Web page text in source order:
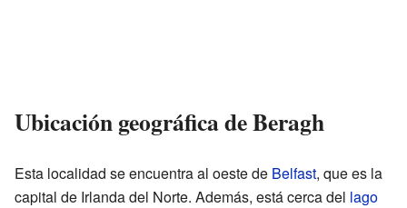
Ubicación geográfica de Beragh
Esta localidad se encuentra al oeste de Belfast, que es la
capital de Irlanda del Norte. Además, está cerca del lago